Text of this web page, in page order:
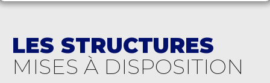
LES STRUCTURES
MISES À DISPOSITION